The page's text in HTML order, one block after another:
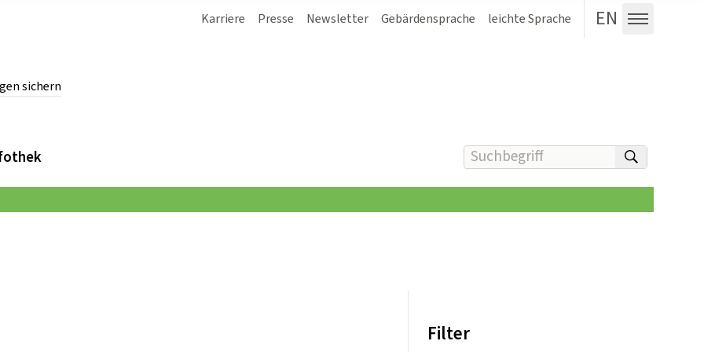
sichern
Karriere Presse Newsletter Gebärdensprache leichte Sprache EN
Menü
Suchbegriff(e) eingeben
Filter